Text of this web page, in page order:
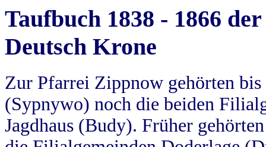
Taufbuch 1838 - 1866
Deutsch Krone
Zur Pfarrei Zippnow gehörten
(Sypnywo) noch die beiden
Jagdhaus (Budy). Früher